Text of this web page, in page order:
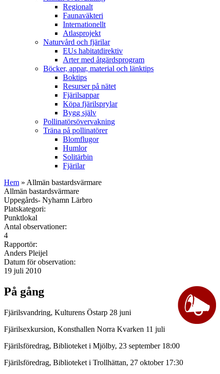
Regionalt
Faunaväkteri
Internationellt
Atlasprojekt
Naturvård och fjärilar
EUs habitatdirektiv
Arter med åtgärdsprogram
Böcker, appar, material och länktips
Boktips
Resurser på nätet
Fjärilsappar
Köpa fjärilsprylar
Bygg själv
Pollinatörsövervakning
Träna på pollinatörer
Blomflugor
Humlor
Solitärbin
Fjärilar
Hem » Allmän bastardsvärmare
Allmän bastardsvärmare
Uppegårds- Nyhamn Lärbro
Platskategori:
Punktlokal
Antal observationer:
4
Rapportör:
Anders Pleijel
Datum för observation:
19 juli 2010
På gång
Fjärilsvandring, Kulturens Östarp 28 juni
Fjärilsexkursion, Konsthallen Norra Kvarken 11 juli
Fjärilsföredrag, Biblioteket i Mjölby, 23 september 18:00
Fjärilsföredrag, Biblioteket i Trollhättan, 27 oktober 17:30